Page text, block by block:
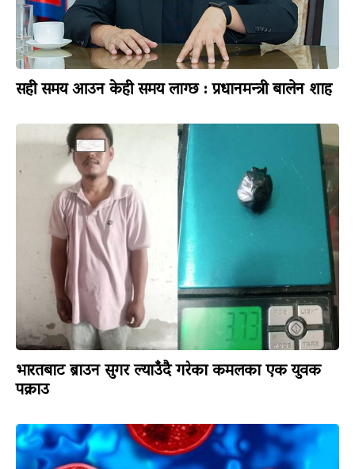
सही समय आउन केही समय लाग्छ : प्रधानमन्त्री बालेन शाह
भारतबाट ब्राउन सुगर ल्याउँदै गरेका कमलका एक युवक
पक्राउ